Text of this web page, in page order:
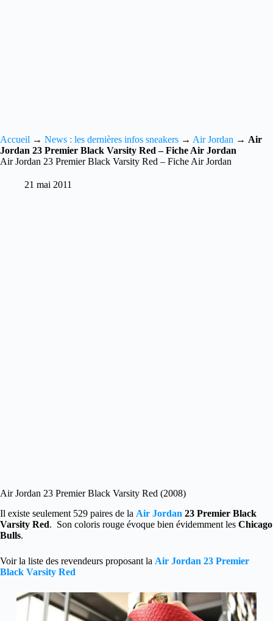
Accueil → News : les dernières infos sneakers → Air Jordan → Air
Jordan 23 Premier Black Varsity Red – Fiche Air Jordan
Air Jordan 23 Premier Black Varsity Red – Fiche Air Jordan
21 mai 2011
Air Jordan 23 Premier Black Varsity Red (2008)
Il existe seulement 529 paires de la Air Jordan 23 Premier Black
Varsity Red. Son coloris rouge évoque bien évidemment les Chicago
Bulls.
Voir la liste des revendeurs proposant la Air Jordan 23 Premier
Black Varsity Red